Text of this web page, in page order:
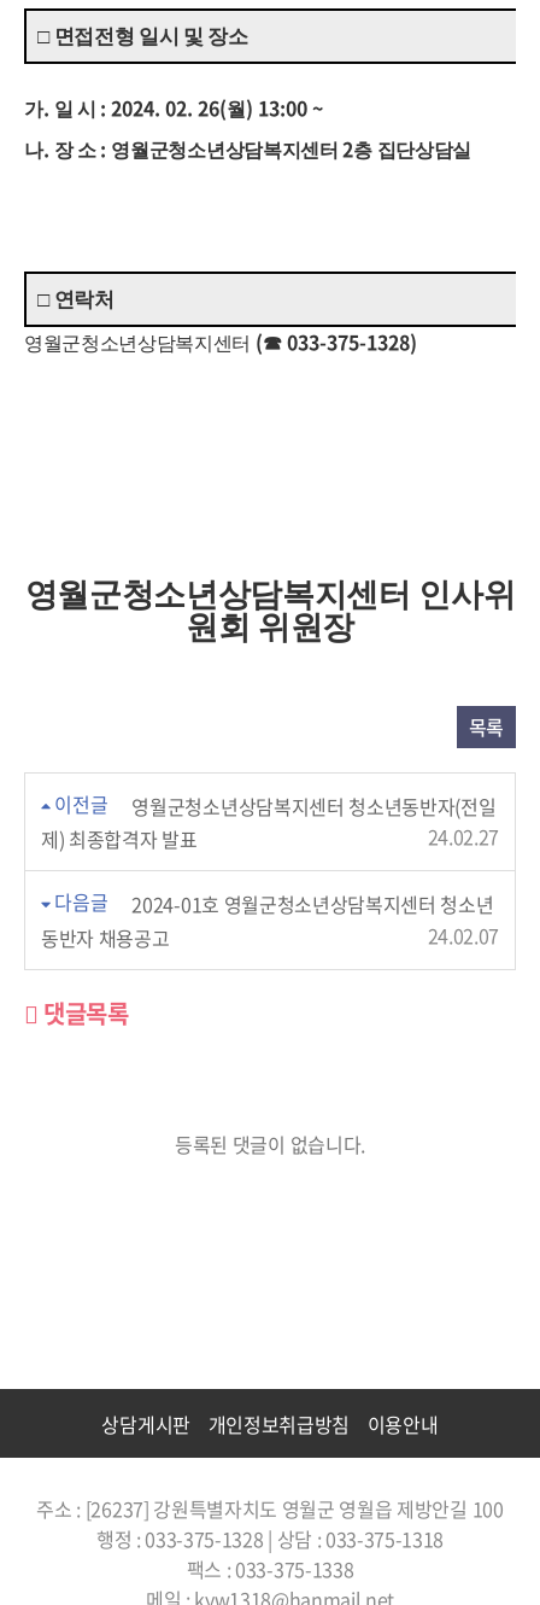
□ 면접전형 일시 및 장소
가. 일 시 : 2024. 02. 26(월 ) 13:00 ~
나. 장 소 : 영월군청소년상담복지센터2층 집단상담실
□ 연락처
영월군청소년상담복지센터 (☎ 033-375-1328)
영월군청소년상담복지센터 인사위
원회 위원장
목록
이전글
영월군청소년상담복지센터 청소년동반자(전일
제) 최종합격자 발표
24.02.27
다음글
2024-01호 영월군청소년상담복지센터 청소년
동반자 채용공고
24.02.07
댓글목록
등록된 댓글이 없습니다.
상담게시판 개인정보취급방침 이용안내
주소 : [26237] 강원특별자치도 영월군 영월읍 제방안길 100
행정 : 033-375-1328 | 상담 : 033-375-1318
팩스 : 033-375-1338
메일 : kyw1318@hanmail.net